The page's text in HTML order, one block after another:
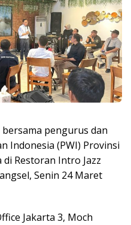
bersama pengurus dan
Indonesia (PWI) Provinsi
Restoran Intro Jazz
Senin 24 Maret
Jakarta 3, Moch